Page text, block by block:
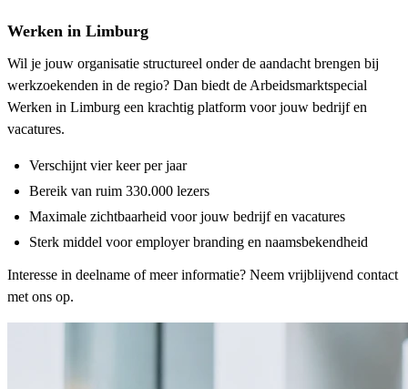
Werken in Limburg
Wil je jouw organisatie structureel onder de aandacht brengen bij
werkzoekenden in de regio? Dan biedt de Arbeidsmarktspecial
Werken in Limburg een krachtig platform voor jouw bedrijf en
vacatures.
Verschijnt vier keer per jaar
Bereik van ruim 330.000 lezers
Maximale zichtbaarheid voor jouw bedrijf en vacatures
Sterk middel voor employer branding en naamsbekendheid
Interesse in deelname of meer informatie? Neem vrijblijvend contact
met ons op.